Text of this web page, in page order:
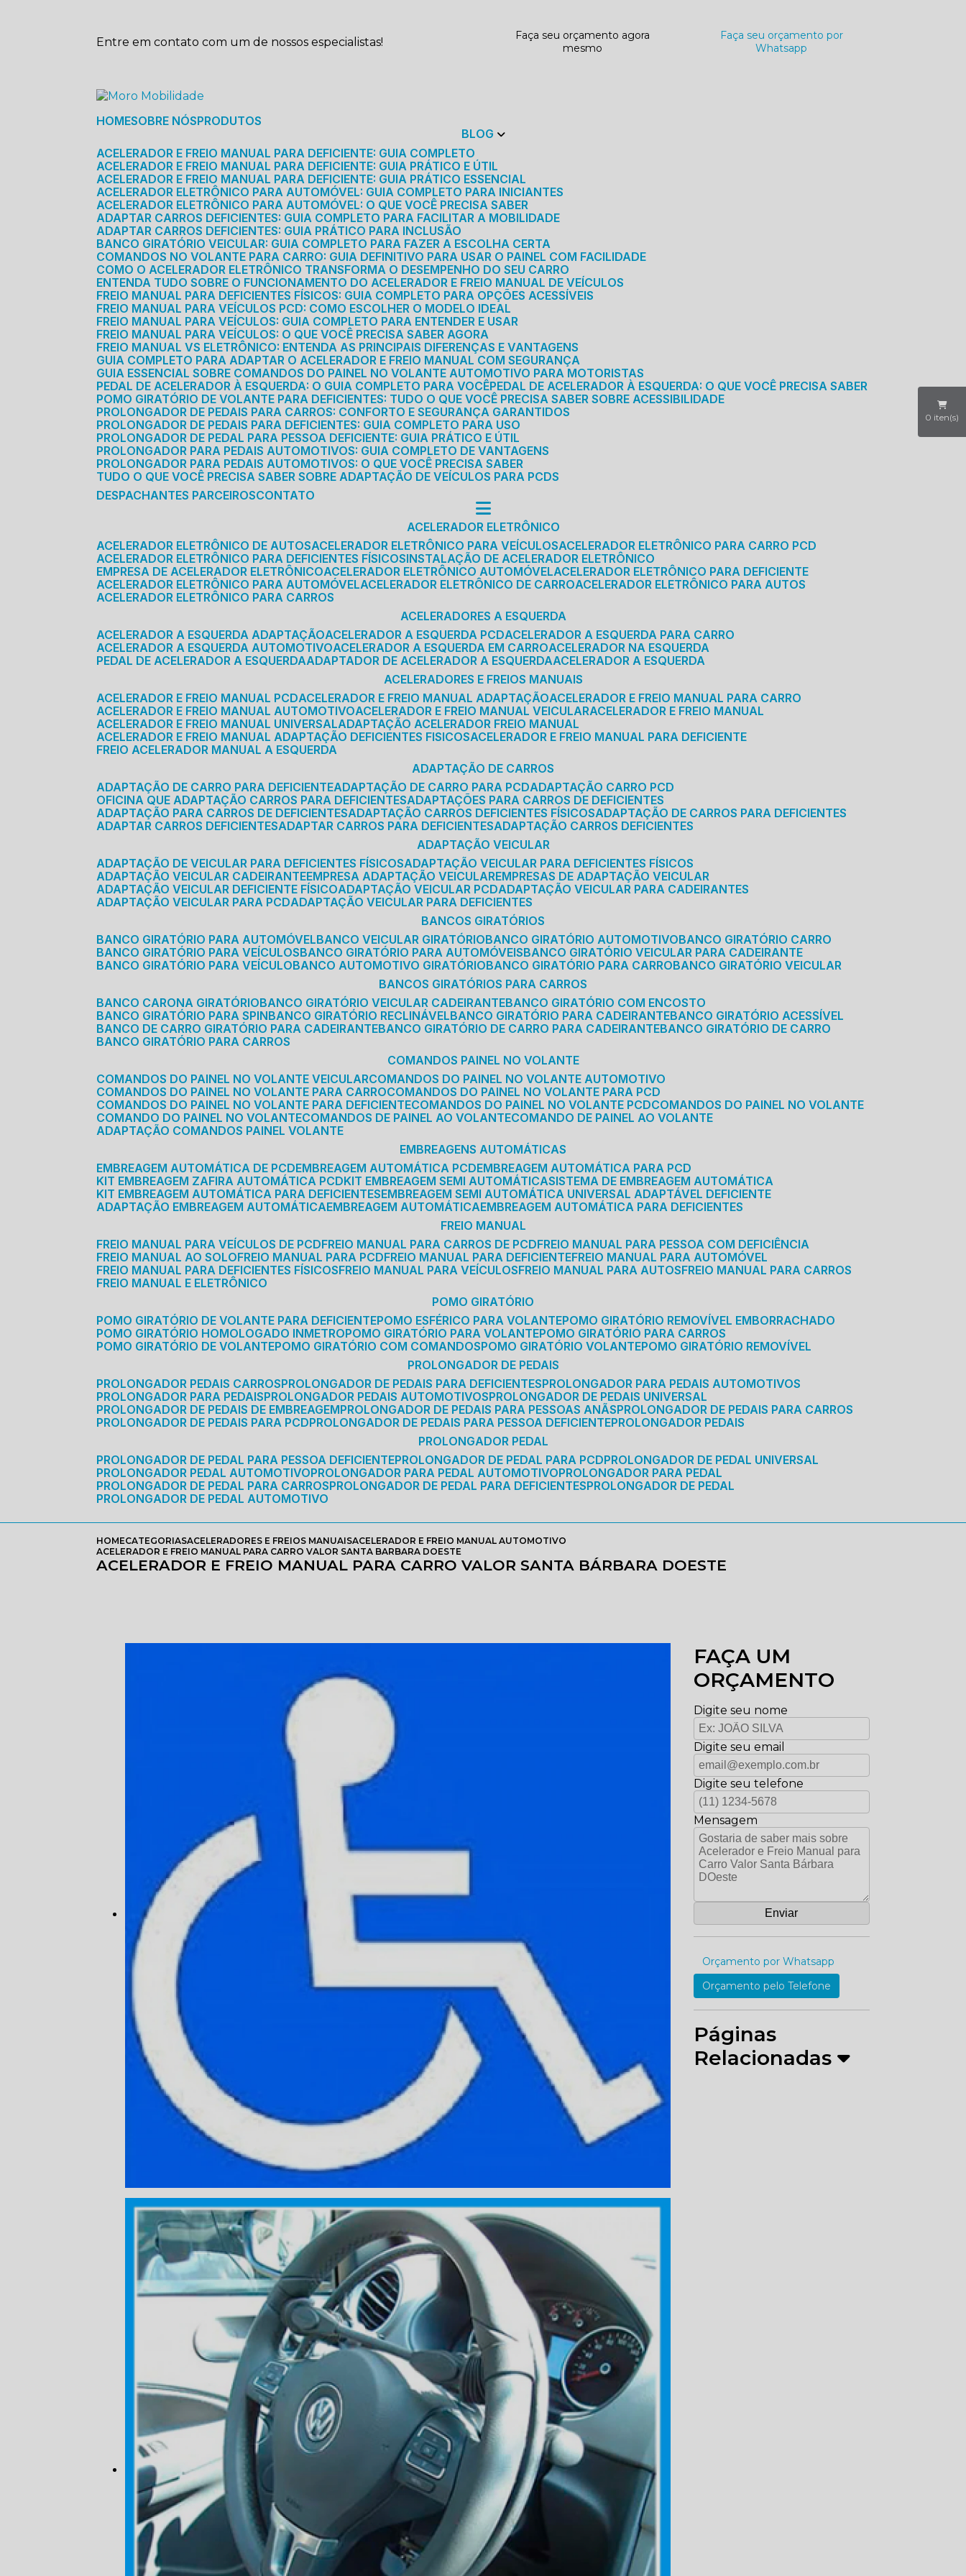
Entre em contato com um de nossos especialistas!
Faça seu orçamento agora
mesmo
Faça seu orçamento por
Whatsapp
HOME SOBRE NÓS PRODUTOS
BLOG
ACELERADOR E FREIO MANUAL PARA DEFICIENTE: GUIA COMPLETO
ACELERADOR E FREIO MANUAL PARA DEFICIENTE: GUIA PRÁTICO E ÚTIL
ACELERADOR E FREIO MANUAL PARA DEFICIENTE: GUIA PRÁTICO ESSENCIAL
ACELERADOR ELETRÔNICO PARA AUTOMÓVEL: GUIA COMPLETO PARA INICIANTES
ACELERADOR ELETRÔNICO PARA AUTOMÓVEL: O QUE VOCÊ PRECISA SABER
ADAPTAR CARROS DEFICIENTES: GUIA COMPLETO PARA FACILITAR A MOBILIDADE
ADAPTAR CARROS DEFICIENTES: GUIA PRÁTICO PARA INCLUSÃO
BANCO GIRATÓRIO VEICULAR: GUIA COMPLETO PARA FAZER A ESCOLHA CERTA
COMANDOS NO VOLANTE PARA CARRO: GUIA DEFINITIVO PARA USAR O PAINEL COM FACILIDADE
COMO O ACELERADOR ELETRÔNICO TRANSFORMA O DESEMPENHO DO SEU CARRO
ENTENDA TUDO SOBRE O FUNCIONAMENTO DO ACELERADOR E FREIO MANUAL DE VEÍCULOS
FREIO MANUAL PARA DEFICIENTES FÍSICOS: GUIA COMPLETO PARA OPÇÕES ACESSÍVEIS
FREIO MANUAL PARA VEÍCULOS PCD: COMO ESCOLHER O MODELO IDEAL
FREIO MANUAL PARA VEÍCULOS: GUIA COMPLETO PARA ENTENDER E USAR
FREIO MANUAL PARA VEÍCULOS: O QUE VOCÊ PRECISA SABER AGORA
FREIO MANUAL VS ELETRÔNICO: ENTENDA AS PRINCIPAIS DIFERENÇAS E VANTAGENS
GUIA COMPLETO PARA ADAPTAR O ACELERADOR E FREIO MANUAL COM SEGURANÇA
GUIA ESSENCIAL SOBRE COMANDOS DO PAINEL NO VOLANTE AUTOMOTIVO PARA MOTORISTAS
PEDAL DE ACELERADOR À ESQUERDA: O GUIA COMPLETO PARA VOCÊ PEDAL DE ACELERADOR À ESQUERDA: O QUE VOCÊ PRECISA SABER
POMO GIRATÓRIO DE VOLANTE PARA DEFICIENTES: TUDO O QUE VOCÊ PRECISA SABER SOBRE ACESSIBILIDADE
PROLONGADOR DE PEDAIS PARA CARROS: CONFORTO E SEGURANÇA GARANTIDOS
PROLONGADOR DE PEDAIS PARA DEFICIENTES: GUIA COMPLETO PARA USO
PROLONGADOR DE PEDAL PARA PESSOA DEFICIENTE: GUIA PRÁTICO E ÚTIL
PROLONGADOR PARA PEDAIS AUTOMOTIVOS: GUIA COMPLETO DE VANTAGENS
PROLONGADOR PARA PEDAIS AUTOMOTIVOS: O QUE VOCÊ PRECISA SABER
TUDO O QUE VOCÊ PRECISA SABER SOBRE ADAPTAÇÃO DE VEÍCULOS PARA PCDS
DESPACHANTES PARCEIROS
CONTATO
ACELERADOR ELETRÔNICO
ACELERADOR ELETRÔNICO DE AUTOS ACELERADOR ELETRÔNICO PARA VEÍCULOS ACELERADOR ELETRÔNICO PARA CARRO PCD
ACELERADOR ELETRÔNICO PARA DEFICIENTES FÍSICOS INSTALAÇÃO DE ACELERADOR ELETRÔNICO
EMPRESA DE ACELERADOR ELETRÔNICO ACELERADOR ELETRÔNICO AUTOMÓVEL ACELERADOR ELETRÔNICO PARA DEFICIENTE
ACELERADOR ELETRÔNICO PARA AUTOMÓVEL ACELERADOR ELETRÔNICO DE CARRO ACELERADOR ELETRÔNICO PARA AUTOS
ACELERADOR ELETRÔNICO PARA CARROS
ACELERADORES A ESQUERDA
ACELERADOR A ESQUERDA ADAPTAÇÃO ACELERADOR A ESQUERDA PCD ACELERADOR A ESQUERDA PARA CARRO
ACELERADOR A ESQUERDA AUTOMOTIVO ACELERADOR A ESQUERDA EM CARRO ACELERADOR NA ESQUERDA
PEDAL DE ACELERADOR A ESQUERDA
ADAPTADOR DE ACELERADOR A ESQUERDA ACELERADOR A ESQUERDA
ACELERADORES E FREIOS MANUAIS
ACELERADOR E FREIO MANUAL PCD ACELERADOR E FREIO MANUAL ADAPTAÇÃO ACELERADOR E FREIO MANUAL PARA CARRO
ACELERADOR E FREIO MANUAL AUTOMOTIVO ACELERADOR E FREIO MANUAL VEICULAR ACELERADOR E FREIO MANUAL
ACELERADOR E FREIO MANUAL UNIVERSAL
ADAPTAÇÃO ACELERADOR FREIO MANUAL
ACELERADOR E FREIO MANUAL ADAPTAÇÃO DEFICIENTES FISICOS ACELERADOR E FREIO MANUAL PARA DEFICIENTE
FREIO ACELERADOR MANUAL A ESQUERDA
ADAPTAÇÃO DE CARROS
ADAPTAÇÃO DE CARRO PARA DEFICIENTE
ADAPTAÇÃO DE CARRO PARA PCD
ADAPTAÇÃO CARRO PCD
OFICINA QUE ADAPTAÇÃO CARROS PARA DEFICIENTES
ADAPTAÇÕES PARA CARROS DE DEFICIENTES
ADAPTAÇÃO PARA CARROS DE DEFICIENTES
ADAPTAÇÃO CARROS DEFICIENTES FÍSICOS
ADAPTAÇÃO DE CARROS PARA DEFICIENTES
ADAPTAR CARROS DEFICIENTES
ADAPTAR CARROS PARA DEFICIENTES
ADAPTAÇÃO CARROS DEFICIENTES
ADAPTAÇÃO VEICULAR
ADAPTAÇÃO DE VEICULAR PARA DEFICIENTES FÍSICOS
ADAPTAÇÃO VEICULAR PARA DEFICIENTES FÍSICOS
ADAPTAÇÃO VEICULAR CADEIRANTE EMPRESA ADAPTAÇÃO VEICULAR EMPRESAS DE ADAPTAÇÃO VEICULAR
ADAPTAÇÃO VEICULAR DEFICIENTE FÍSICO
ADAPTAÇÃO VEICULAR PCD
ADAPTAÇÃO VEICULAR PARA CADEIRANTES
ADAPTAÇÃO VEICULAR PARA PCD
ADAPTAÇÃO VEICULAR PARA DEFICIENTES
BANCOS GIRATÓRIOS
BANCO GIRATÓRIO PARA AUTOMÓVEL
BANCO VEICULAR GIRATÓRIO BANCO GIRATÓRIO AUTOMOTIVO
BANCO GIRATÓRIO CARRO
BANCO GIRATÓRIO PARA VEÍCULOS
BANCO GIRATÓRIO PARA AUTOMÓVEIS
BANCO GIRATÓRIO VEICULAR PARA CADEIRANTE
BANCO GIRATÓRIO PARA VEÍCULO
BANCO AUTOMOTIVO GIRATÓRIO BANCO GIRATÓRIO PARA CARRO
BANCO GIRATÓRIO VEICULAR
BANCOS GIRATÓRIOS PARA CARROS
BANCO CARONA GIRATÓRIO
BANCO GIRATÓRIO VEICULAR CADEIRANTE BANCO GIRATÓRIO COM ENCOSTO
BANCO GIRATÓRIO PARA SPIN
BANCO GIRATÓRIO RECLINÁVEL BANCO GIRATÓRIO PARA CADEIRANTE BANCO GIRATÓRIO ACESSÍVEL
BANCO DE CARRO GIRATÓRIO PARA CADEIRANTE BANCO GIRATÓRIO DE CARRO PARA CADEIRANTE BANCO GIRATÓRIO DE CARRO
BANCO GIRATÓRIO PARA CARROS
COMANDOS PAINEL NO VOLANTE
COMANDOS DO PAINEL NO VOLANTE VEICULAR
COMANDOS DO PAINEL NO VOLANTE AUTOMOTIVO
COMANDOS DO PAINEL NO VOLANTE PARA CARRO
COMANDOS DO PAINEL NO VOLANTE PARA PCD
COMANDOS DO PAINEL NO VOLANTE PARA DEFICIENTE
COMANDOS DO PAINEL NO VOLANTE PCD
COMANDOS DO PAINEL NO VOLANTE
COMANDO DO PAINEL NO VOLANTE
COMANDOS DE PAINEL AO VOLANTE
COMANDO DE PAINEL AO VOLANTE
ADAPTAÇÃO COMANDOS PAINEL VOLANTE
EMBREAGENS AUTOMÁTICAS
EMBREAGEM AUTOMÁTICA DE PCD EMBREAGEM AUTOMÁTICA PCD EMBREAGEM AUTOMÁTICA PARA PCD
KIT EMBREAGEM ZAFIRA AUTOMÁTICA PCD
KIT EMBREAGEM SEMI AUTOMÁTICA SISTEMA DE EMBREAGEM AUTOMÁTICA
KIT EMBREAGEM AUTOMÁTICA PARA DEFICIENTES EMBREAGEM SEMI AUTOMÁTICA UNIVERSAL ADAPTÁVEL DEFICIENTE
ADAPTAÇÃO EMBREAGEM AUTOMÁTICA EMBREAGEM AUTOMÁTICA EMBREAGEM AUTOMÁTICA PARA DEFICIENTES
FREIO MANUAL
FREIO MANUAL PARA VEÍCULOS DE PCD FREIO MANUAL PARA CARROS DE PCD FREIO MANUAL PARA PESSOA COM DEFICIÊNCIA
FREIO MANUAL AO SOLO FREIO MANUAL PARA PCD FREIO MANUAL PARA DEFICIENTE FREIO MANUAL PARA AUTOMÓVEL
FREIO MANUAL PARA DEFICIENTES FÍSICOS FREIO MANUAL PARA VEÍCULOS FREIO MANUAL PARA AUTOS FREIO MANUAL PARA CARROS
FREIO MANUAL E ELETRÔNICO
POMO GIRATÓRIO
POMO GIRATÓRIO DE VOLANTE PARA DEFICIENTE POMO ESFÉRICO PARA VOLANTE POMO GIRATÓRIO REMOVÍVEL EMBORRACHADO
POMO GIRATÓRIO HOMOLOGADO INMETRO POMO GIRATÓRIO PARA VOLANTE POMO GIRATÓRIO PARA CARROS
POMO GIRATÓRIO DE VOLANTE POMO GIRATÓRIO COM COMANDOS POMO GIRATÓRIO VOLANTE POMO GIRATÓRIO REMOVÍVEL
PROLONGADOR DE PEDAIS
PROLONGADOR PEDAIS CARROS PROLONGADOR DE PEDAIS PARA DEFICIENTES PROLONGADOR PARA PEDAIS AUTOMOTIVOS
PROLONGADOR PARA PEDAIS PROLONGADOR PEDAIS AUTOMOTIVOS PROLONGADOR DE PEDAIS UNIVERSAL
PROLONGADOR DE PEDAIS DE EMBREAGEM PROLONGADOR DE PEDAIS PARA PESSOAS ANÃS PROLONGADOR DE PEDAIS PARA CARROS
PROLONGADOR DE PEDAIS PARA PCD PROLONGADOR DE PEDAIS PARA PESSOA DEFICIENTE PROLONGADOR PEDAIS
PROLONGADOR PEDAL
PROLONGADOR DE PEDAL PARA PESSOA DEFICIENTE PROLONGADOR DE PEDAL PARA PCD PROLONGADOR DE PEDAL UNIVERSAL
PROLONGADOR PEDAL AUTOMOTIVO PROLONGADOR PARA PEDAL AUTOMOTIVO PROLONGADOR PARA PEDAL
PROLONGADOR DE PEDAL PARA CARROS PROLONGADOR DE PEDAL PARA DEFICIENTES PROLONGADOR DE PEDAL
PROLONGADOR DE PEDAL AUTOMOTIVO
0 iten(s)
HOMECATEGORIASACELERADORES E FREIOS MANUAISACELERADOR E FREIO MANUAL AUTOMOTIVO
ACELERADOR E FREIO MANUAL PARA CARRO VALOR SANTA BARBARA DOESTE
ACELERADOR E FREIO MANUAL PARA CARRO VALOR SANTA BÁRBARA DOESTE
FAÇA UM
ORÇAMENTO
Digite seu nome
Digite seu email
Digite seu telefone
Mensagem
Orçamento por Whatsapp
Orçamento pelo Telefone
Páginas
Relacionadas